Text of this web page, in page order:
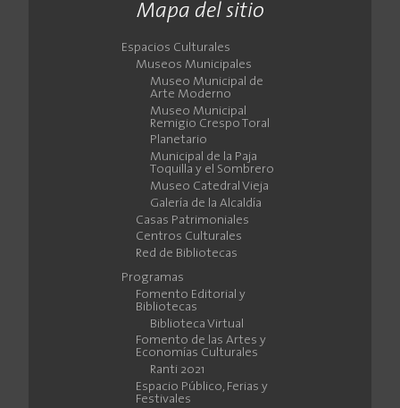
Mapa del sitio
Espacios Culturales
Museos Municipales
Museo Municipal de
Arte Moderno
Museo Municipal
Remigio Crespo Toral
Planetario
Municipal de la Paja
Toquilla y el Sombrero
Museo Catedral Vieja
Galería de la Alcaldía
Casas Patrimoniales
Centros Culturales
Red de Bibliotecas
Programas
Fomento Editorial y
Bibliotecas
Biblioteca Virtual
Fomento de las Artes y
Economías Culturales
Ranti 2021
Espacio Público, Ferias y
Festivales